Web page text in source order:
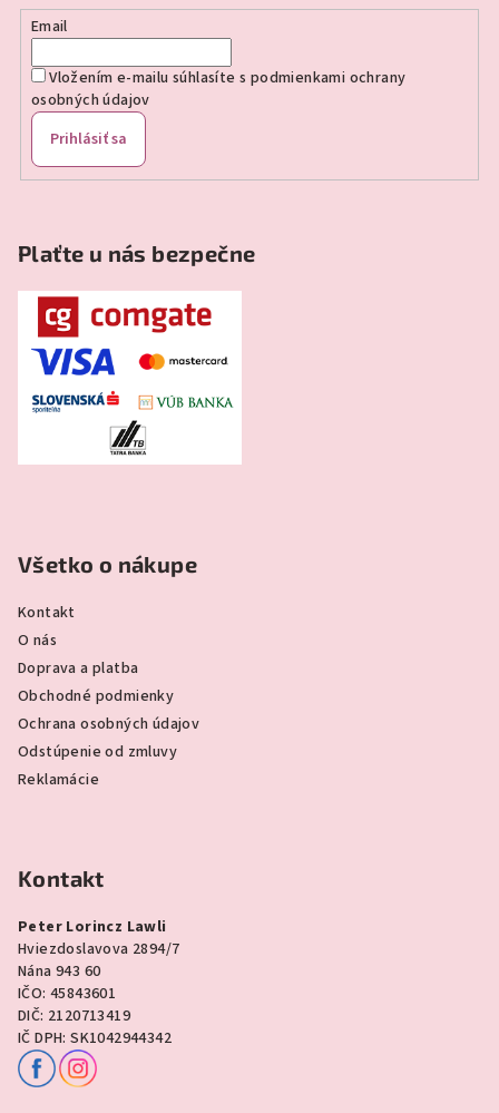
Email
Vložením e-mailu súhlasíte s podmienkami ochrany
osobných údajov
Prihlásiť sa
Plaťte u nás bezpečne
Všetko o nákupe
Kontakt
O nás
Doprava a platba
Obchodné podmienky
Ochrana osobných údajov
Odstúpenie od zmluvy
Reklamácie
Kontakt
Peter Lorincz Lawli
Hviezdoslavova 2894/7
Nána 943 60
IČO: 45843601
DIČ: 2120713419
IČ DPH: SK1042944342